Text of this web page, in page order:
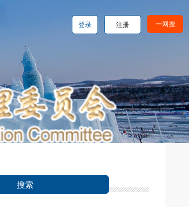
一网搜
注册
登录